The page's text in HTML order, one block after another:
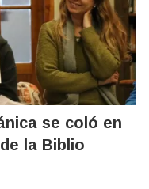
se coló en
la Biblio